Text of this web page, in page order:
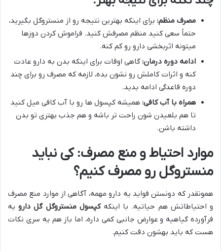
مصرف منظم: برای اینکه بهترین نتیجه رو از منستروگل بگیرید،
حتماً سعی کنید منظم مصرفش کنید. فراموش کردن دوزها
میتونه اثربخشی دارو رو کم کنه.
ادامه دوره درمان: گاهی اوقات برای اینکه بدن به دارو عادت
کنه و اثرات کاملش رو نشون بده، لازمه که مصرف رو برای چند
دوره قاعدگی ادامه بدید.
همراه با آب کافی: همیشه کپسول ها رو با آب کافی میل کنید
تا هم بلعیدن شون راحت تر باشه و هم جذب بهتری تو بدن
داشته باشن.
موارد احتیاط و منع مصرف: کی نباید
منستروگل رو مصرف کنیم؟
همونقدر که دونستن فواید یه دارو مهمه، آگاهی از موارد منع مصرف
و احتیاطاتش هم حیاتیه. با اینکهکپسول منستروگل گل دارویه
فرآورده گیاهیه و عوارض جانبی کمی داره، اما باز هم یه سری نکات
هست که باید بهشون دقت کنیم.